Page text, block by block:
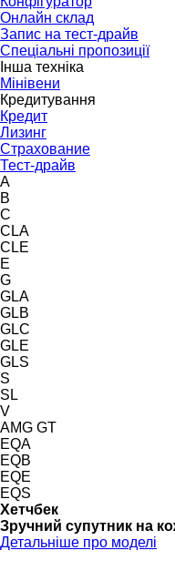
Онлайн склад
Запис на тест-драйв
Спеціальні пропозиції
Інша техніка
Мінівени
Кредитування
Кредит
Лизинг
Страхование
Тест-драйв
A
B
C
CLA
CLE
E
G
GLA
GLB
GLC
GLE
GLS
S
SL
V
AMG GT
EQA
EQB
EQE
EQS
Хетчбек
Зручний супутник на
Детальніше про моделі